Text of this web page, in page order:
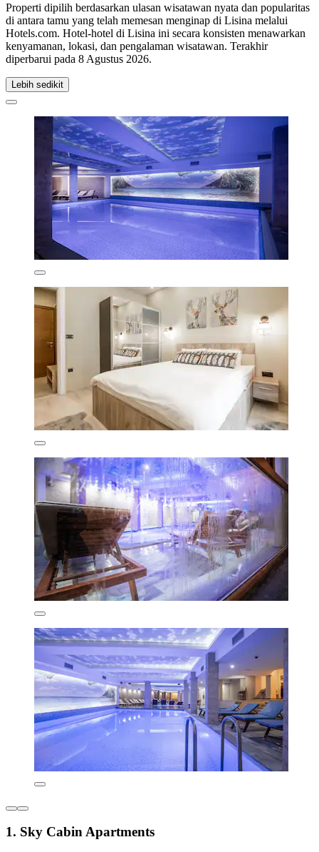
Properti dipilih berdasarkan ulasan wisatawan nyata dan popularitas
di antara tamu yang telah memesan menginap di Lisina melalui
Hotels.com. Hotel-hotel di Lisina ini secara konsisten menawarkan
kenyamanan, lokasi, dan pengalaman wisatawan. Terakhir
diperbarui pada 8 Agustus 2026.
Lebih sedikit
1. Sky Cabin Apartments